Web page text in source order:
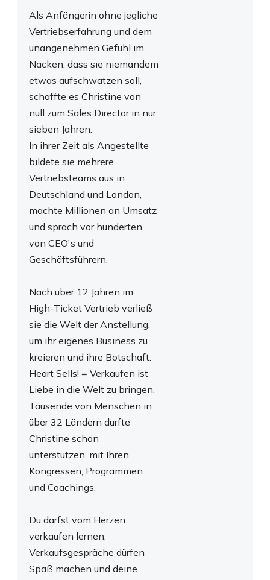
Als Anfängerin ohne jegliche
Vertriebserfahrung und dem
unangenehmen Gefühl im
Nacken, dass sie niemandem
etwas aufschwatzen soll,
schaffte es Christine von
null zum Sales Director in nur
sieben Jahren.
In ihrer Zeit als Angestellte
bildete sie mehrere
Vertriebsteams aus in
Deutschland und London,
machte Millionen an Umsatz
und sprach vor hunderten
von CEO's und
Geschäftsführern.
Nach über 12 Jahren im
High-Ticket Vertrieb verließ
sie die Welt der Anstellung,
um ihr eigenes Business zu
kreieren und ihre Botschaft:
Heart Sells! = Verkaufen ist
Liebe in die Welt zu bringen.
Tausende von Menschen in
über 32 Ländern durfte
Christine schon
unterstützen, mit Ihren
Kongressen, Programmen
und Coachings.
Du darfst vom Herzen
verkaufen lernen,
Verkaufsgespräche dürfen
Spaß machen und deine